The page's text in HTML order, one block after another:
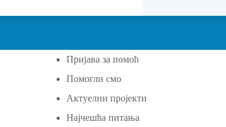
Пријава за помоћ
Помогли смо
Актуелни пројекти
Најчешћа питања